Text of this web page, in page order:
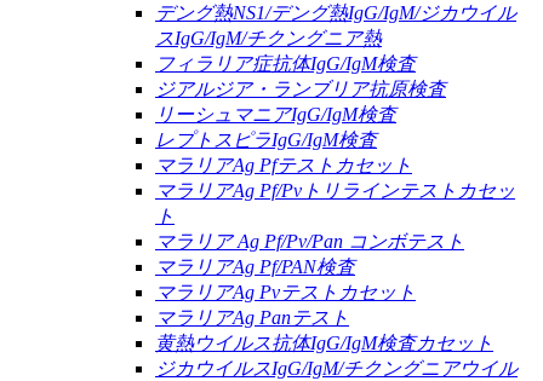
デング熱NS1/デング熱IgG/IgM/ジカウイル
スIgG/IgM/チクングニア熱
フィラリア症抗体IgG/IgM検査
ジアルジア・ランブリア抗原検査
リーシュマニアIgG/IgM検査
レプトスピラIgG/IgM検査
マラリアAg Pfテストカセット
マラリアAg Pf/Pvトリラインテストカセッ
ト
マラリア Ag Pf/Pv/Pan コンボテスト
マラリアAg Pf/PAN検査
マラリアAg Pvテストカセット
マラリアAg Panテスト
黄熱ウイルス抗体IgG/IgM検査カセット
ジカウイルスIgG/IgM/チクングニアウイル